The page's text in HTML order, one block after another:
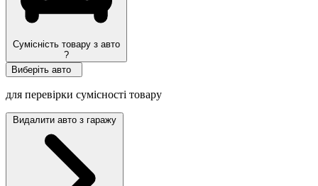
Сумісність товару з авто
?
Виберіть авто
для перевірки сумісності товару
Видалити авто з гаражу